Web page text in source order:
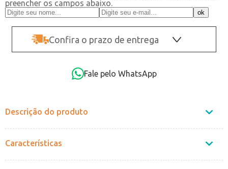
preencher os campos abaixo.
Confira o prazo de entrega
Fale pelo WhatsApp
Descrição do produto
Características